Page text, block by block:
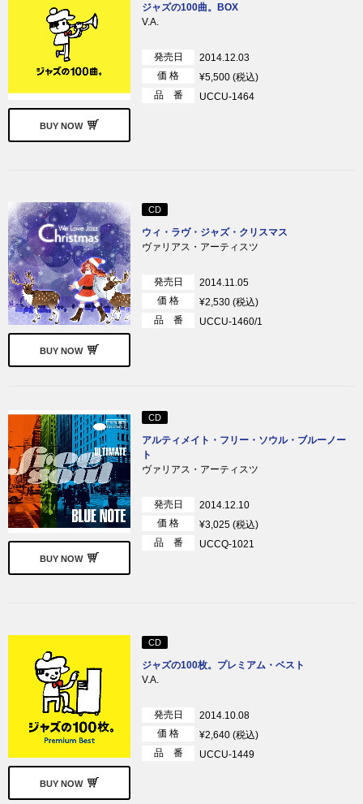
BUY NOW
ジャズの100曲。BOX
V.A.
発売日
2014.12.03
価 格
¥5,500 (税込)
品 番
UCCU-1464
BUY NOW
CD
ウィ・ラヴ・ジャズ・クリスマス
ヴァリアス・アーティスツ
発売日
2014.11.05
価 格
¥2,530 (税込)
品 番
UCCU-1460/1
BUY NOW
CD
アルティメイト・フリー・ソウル・ブルーノー
ト
ヴァリアス・アーティスツ
発売日
2014.12.10
価 格
¥3,025 (税込)
品 番
UCCQ-1021
BUY NOW
CD
ジャズの100枚。プレミアム・ベスト
V.A.
発売日
2014.10.08
価 格
¥2,640 (税込)
品 番
UCCU-1449